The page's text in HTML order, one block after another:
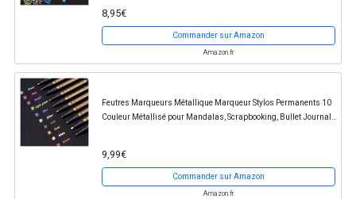
8,95€
Commander sur Amazon
Amazon.fr
Feutres Marqueurs Métallique Marqueur Stylos Permanents 10
Couleur Métallisé pour Mandalas, Scrapbooking, Bullet Journal,
9,99€
Commander sur Amazon
Amazon.fr